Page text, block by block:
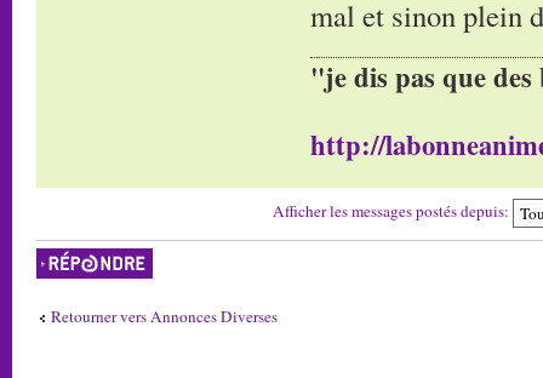
mal et sinon plein
"je dis pas que
http://
Afficher les messages postés depuis:
Répondre
Retourner vers Annonces Diverses